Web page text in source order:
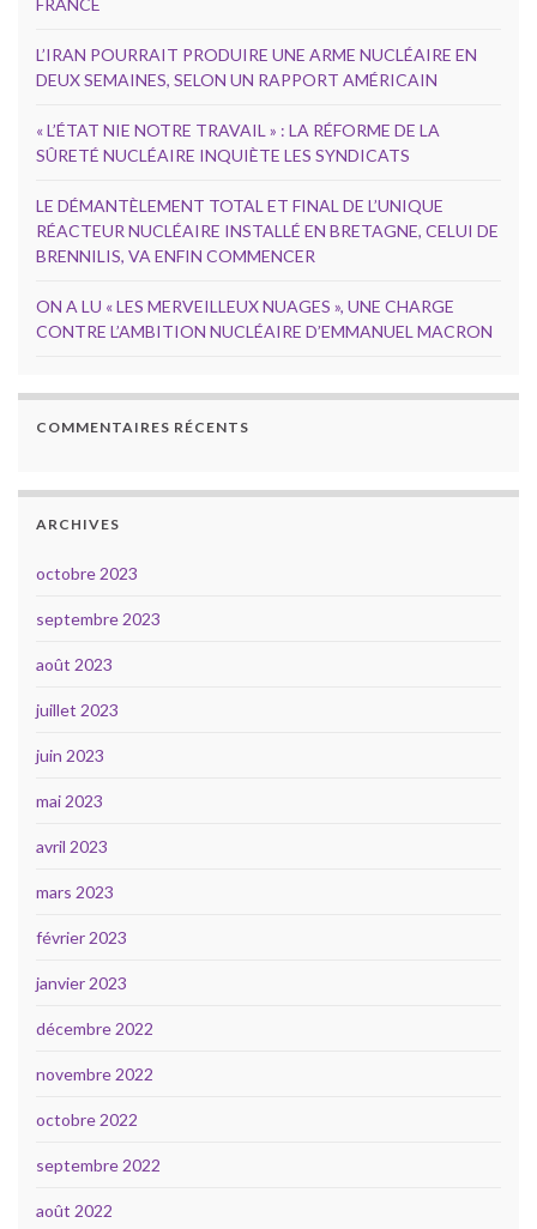
L’IRAN POURRAIT PRODUIRE UNE ARME NUCLÉAIRE EN
DEUX SEMAINES, SELON UN RAPPORT AMÉRICAIN
« L’ÉTAT NIE NOTRE TRAVAIL » : LA RÉFORME DE LA
SÛRETÉ NUCLÉAIRE INQUIÈTE LES SYNDICATS
LE DÉMANTÈLEMENT TOTAL ET FINAL DE L’UNIQUE
RÉACTEUR NUCLÉAIRE INSTALLÉ EN BRETAGNE, CELUI DE
BRENNILIS, VA ENFIN COMMENCER
ON A LU « LES MERVEILLEUX NUAGES », UNE CHARGE
CONTRE L’AMBITION NUCLÉAIRE D’EMMANUEL MACRON
COMMENTAIRES RÉCENTS
ARCHIVES
octobre 2023
septembre 2023
août 2023
juillet 2023
juin 2023
mai 2023
avril 2023
mars 2023
février 2023
janvier 2023
décembre 2022
novembre 2022
octobre 2022
septembre 2022
août 2022